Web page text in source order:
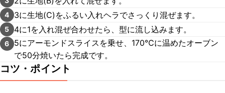
4 3に生地(C)をふるい入れヘラでさっくり混ぜます。
5 4に1を入れ混ぜ合わせたら、型に流し込みます。
6
5にアーモンドスライスを乗せ、170℃に温めたオーブン
で50分焼いたら完成です。
コツ・ポイント